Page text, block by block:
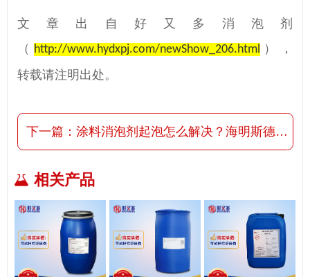
文章出自好又多消泡剂
（ http://www.hydxpj.com/newShow_206.html ），
转载请注明出处。
下一篇： 涂料消泡剂起泡怎么解决？海明斯德谦6800消泡剂来告诉你
相关产品